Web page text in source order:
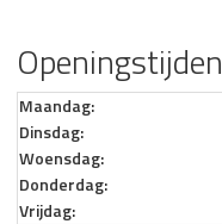
Openingstijden
Maandag:
Dinsdag:
Woensdag:
Donderdag:
Vrijdag: